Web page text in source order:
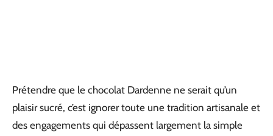
Prétendre que le chocolat Dardenne ne serait qu’un
plaisir sucré, c’est ignorer toute une tradition artisanale et
des engagements qui dépassent largement la simple